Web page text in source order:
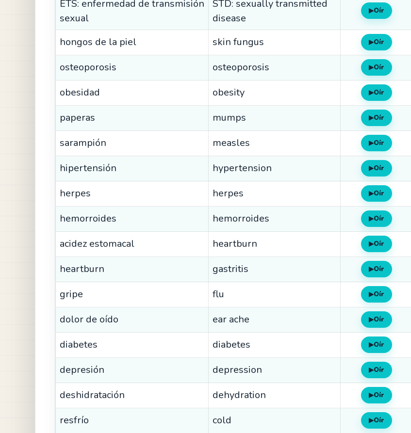
ETS: enfermedad de transmisión
sexual
STD: sexually transmitted
disease
▶Oír
hongos de la piel skin fungus ▶Oír
osteoporosis osteoporosis ▶Oír
obesidad obesity ▶Oír
paperas mumps ▶Oír
sarampión measles ▶Oír
hipertensión hypertension ▶Oír
herpes herpes ▶Oír
hemorroides hemorroides ▶Oír
acidez estomacal heartburn ▶Oír
heartburn gastritis ▶Oír
gripe flu ▶Oír
dolor de oído ear ache ▶Oír
diabetes diabetes ▶Oír
depresión depression ▶Oír
deshidratación dehydration ▶Oír
resfrío cold ▶Oír